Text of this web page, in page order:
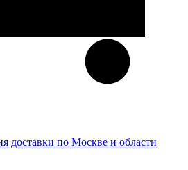
доставки по Москве и области